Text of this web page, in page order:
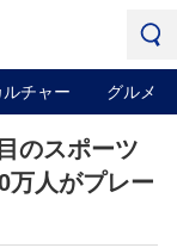
ルチャー グルメ
のスポーツ
万人がプレー